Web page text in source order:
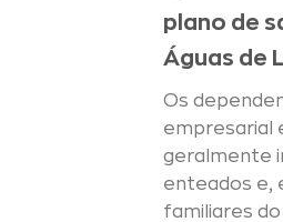
plano de
Águas de
Os
empresarial
geralmente
enteados e,
familiares do